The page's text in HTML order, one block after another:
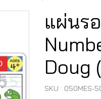
แผ่นร
Doug
SKU : 050MES-